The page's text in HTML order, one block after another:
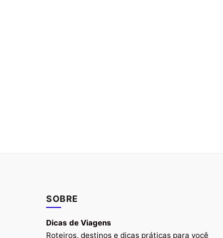
SOBRE
Dicas de Viagens
Roteiros, destinos e dicas práticas para você